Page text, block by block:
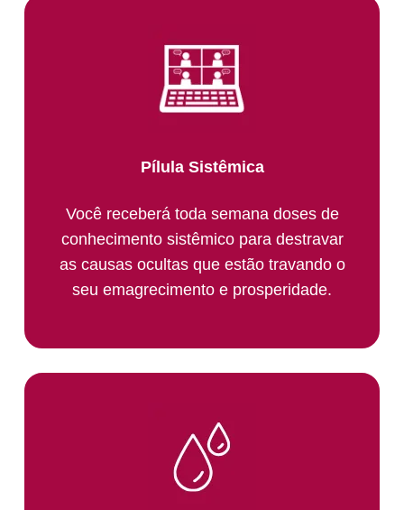
Pílula Sistêmica
Você receberá toda semana doses de
conhecimento sistêmico para destravar
as causas ocultas que estão travando o
seu emagrecimento e prosperidade.